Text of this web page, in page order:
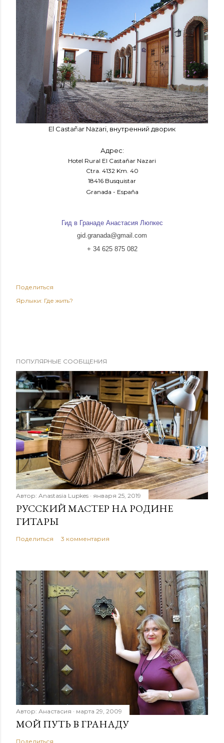
El Castañar Nazari, внутренний дворик
Адрес:
Hotel Rural El Castañar Nazari
Ctra. 4132 Km. 40
18416 Busquistar
Granada - España
Гид в Гранаде Анастасия Люпкес
gid.granada@gmail.com
+ 34 625 875 082
Поделиться
Ярлыки: Где жить?
ПОПУЛЯРНЫЕ СООБЩЕНИЯ
Автор: Anastasia Lupkes января 25, 2019
РУССКИЙ МАСТЕР НА РОДИНЕ
ГИТАРЫ
Поделиться 3 комментария
Автор: Анастасия марта 29, 2009
МОЙ ПУТЬ В ГРАНАДУ
Поделиться